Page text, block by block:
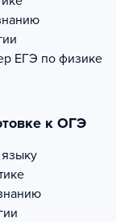
ЕГЭ по физике
к ОГЭ